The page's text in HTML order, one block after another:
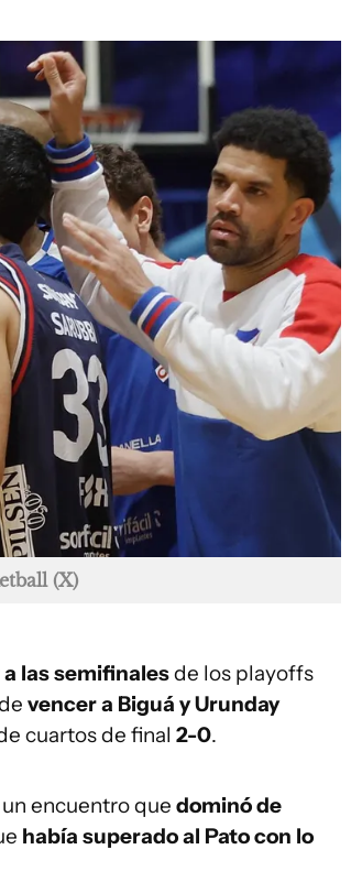
(X)
las semifinalesde los playoffs
vencer a Biguá y Urunday
cuartos de final 2-0.
encuentro que dominó de
había superado al Pato con lo